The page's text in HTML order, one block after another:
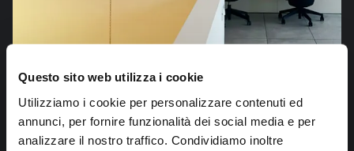
Questo sito web utilizza i cookie
Utilizziamo i cookie per personalizzare contenuti ed
annunci, per fornire funzionalità dei social media e per
analizzare il nostro traffico. Condividiamo inoltre
Rend in numeri